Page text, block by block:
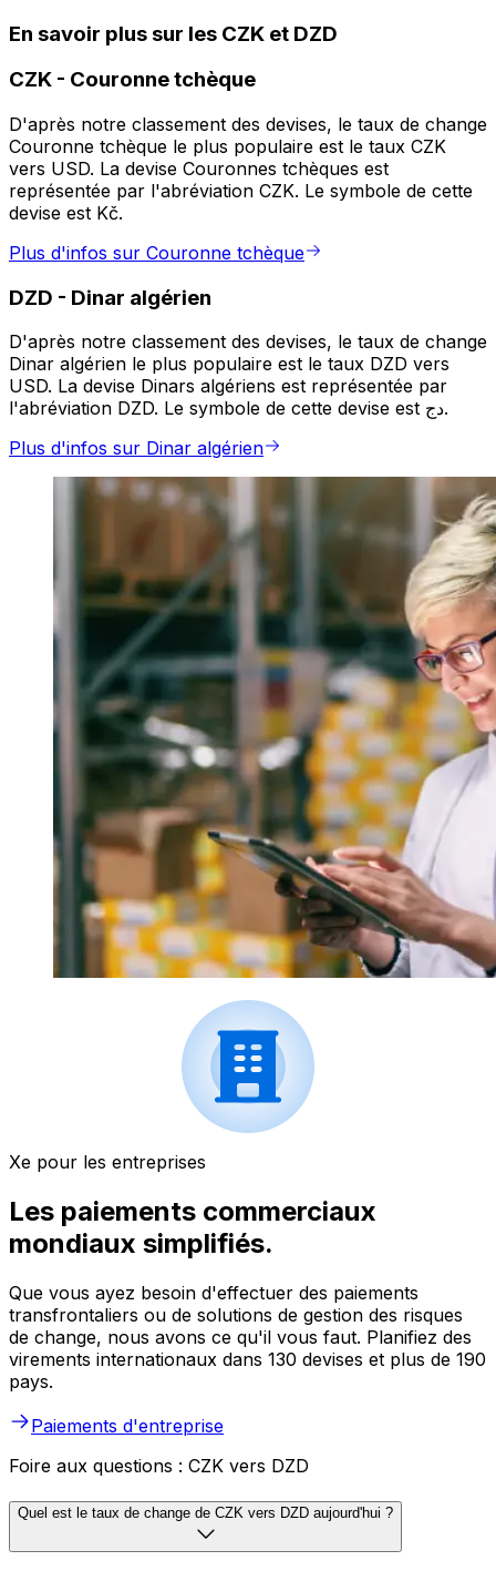
En savoir plus sur les CZK et DZD
CZK - Couronne tchèque
D'après notre classement des devises, le taux de change
Couronne tchèque le plus populaire est le taux CZK
vers USD. La devise Couronnes tchèques est
représentée par l'abréviation CZK. Le symbole de cette
devise est Kč.
Plus d'infos sur Couronne tchèque
DZD - Dinar algérien
D'après notre classement des devises, le taux de change
Dinar algérien le plus populaire est le taux DZD vers
USD. La devise Dinars algériens est représentée par
l'abréviation DZD. Le symbole de cette devise est دج.
Plus d'infos sur Dinar algérien
Xe pour les entreprises
Les paiements commerciaux
mondiaux simplifiés.
Que vous ayez besoin d'effectuer des paiements
transfrontaliers ou de solutions de gestion des risques
de change, nous avons ce qu'il vous faut. Planifiez des
virements internationaux dans 130 devises et plus de 190
pays.
Paiements d'entreprise
Foire aux questions : CZK vers DZD
Quel est le taux de change de CZK vers DZD aujourd'hui ?